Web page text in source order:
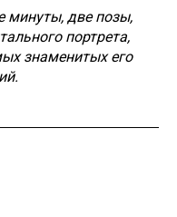
минуты, две позы,
портрета,
знаменитых его